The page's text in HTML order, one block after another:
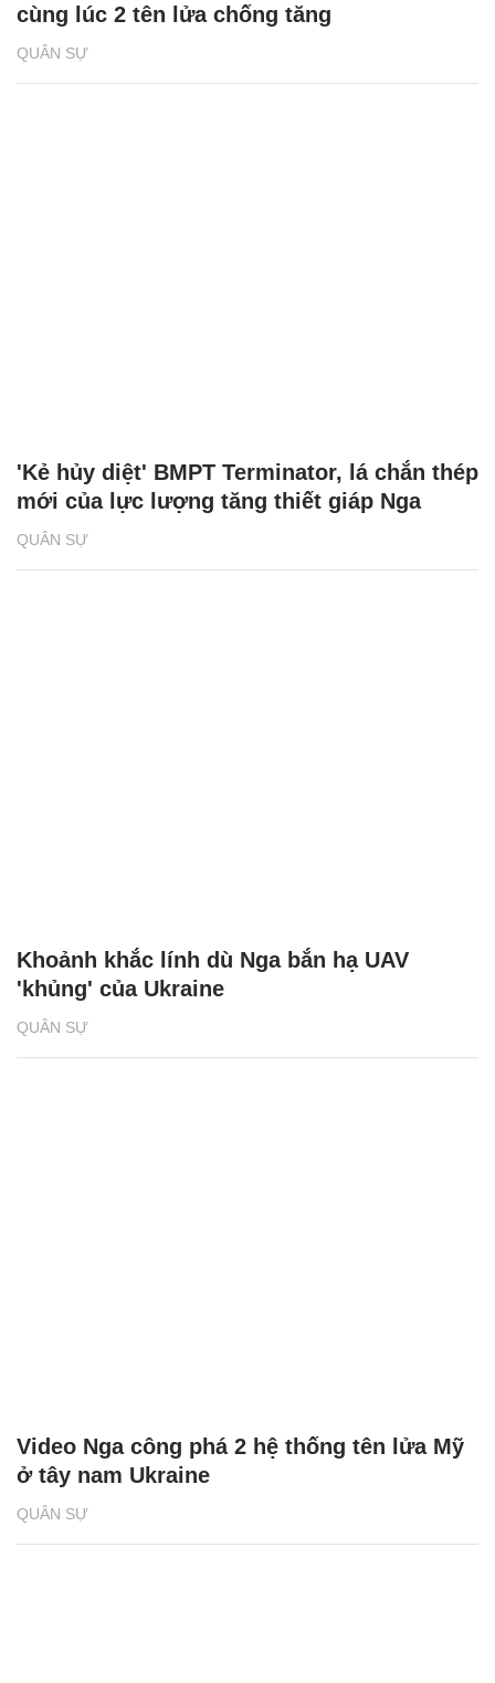
QUÂN SỰ
cùng lúc 2 tên lửa chống tăng
QUÂN SỰ
'Kẻ hủy diệt' BMPT Terminator, lá chắn thép
mới của lực lượng tăng thiết giáp Nga
QUÂN SỰ
Khoảnh khắc lính dù Nga bắn hạ UAV
'khủng' của Ukraine
QUÂN SỰ
Video Nga công phá 2 hệ thống tên lửa Mỹ
ở tây nam Ukraine